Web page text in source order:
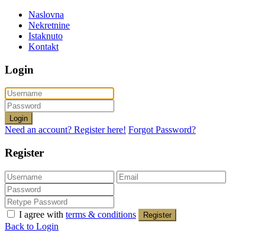
Naslovna
Nekretnine
Istaknuto
Kontakt
Login
Login
Need an account? Register here! Forgot Password?
Register
I agree with terms & conditions Register
Back to Login